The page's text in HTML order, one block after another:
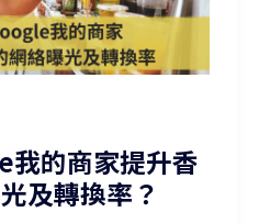
的商家提升香
及轉換率？